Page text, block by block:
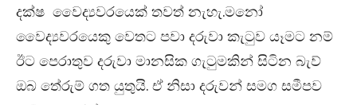
දක්ෂ වෛද්‍යවරයෙක් තවත් නැහැ.මනෝ
වෛද්‍යවරයෙකු වෙතට පවා දරුවා කැටුව යෑමට නම්
ඊට පෙරාතුව දරුවා මානසික ගැටුමකින් සිටින බැව්
ඔබ තේරුම් ගත යුතුයි. ඒ නිසා දරුවන් සමග සමීපව